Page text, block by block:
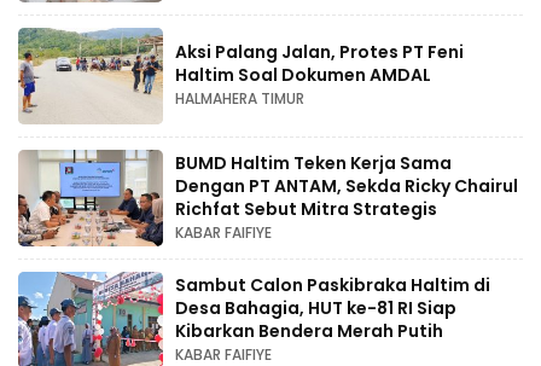
Aksi Palang Jalan, Protes PT Feni
Haltim Soal Dokumen AMDAL
HALMAHERA TIMUR
BUMD Haltim Teken Kerja Sama
Dengan PT ANTAM, Sekda Ricky Chairul
Richfat Sebut Mitra Strategis
KABAR FAIFIYE
Sambut Calon Paskibraka Haltim di
Desa Bahagia, HUT ke-81 RI Siap
Kibarkan Bendera Merah Putih
KABAR FAIFIYE